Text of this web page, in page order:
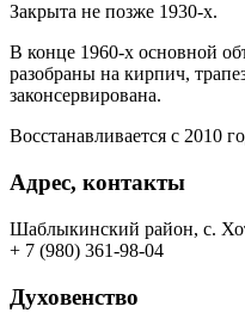
Закрыта не позже 1930-х.
В конце 1960-х основной
разобраны на кирпич,
законсервирована.
Восстанавливается с 2010
Адрес, контакты
Шаблыкинский район, с.
+ 7 (980) 361-98-04
Духовенство